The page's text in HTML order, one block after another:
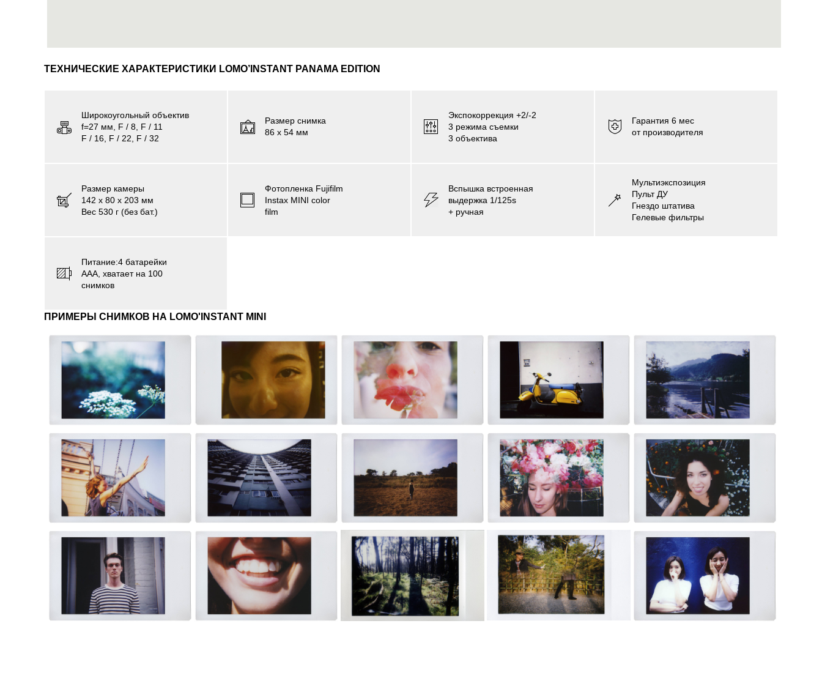
ТЕХНИЧЕСКИЕ ХАРАКТЕРИСТИКИ LOMO’INSTANT PANAMA EDITION
Широкоугольный объектив
f=27 мм, F / 8, F / 11
F / 16, F / 22, F / 32
Размер снимка
86 х 54 мм
Экспокоррекция +2/-2
3 режима съемки
3 объектива
Гарантия 6 мес
от производителя
Размер камеры
142 х 80 х 203 мм
Вес 530 г (без бат.)
Фотопленка Fujifilm
Instax MINI color
film
Вспышка встроенная
выдержка 1/125s
+ ручная
Мультиэкспозиция
Пульт ДУ
Гнездо штатива
Гелевые фильтры
Питаниe:4 батарейки
ААА, хватает на 100
снимков
ПРИМЕРЫ СНИМКОВ НА LOMO'INSTANT MINI